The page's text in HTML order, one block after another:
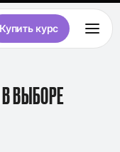
Купить курс
ВЫБОРЕ